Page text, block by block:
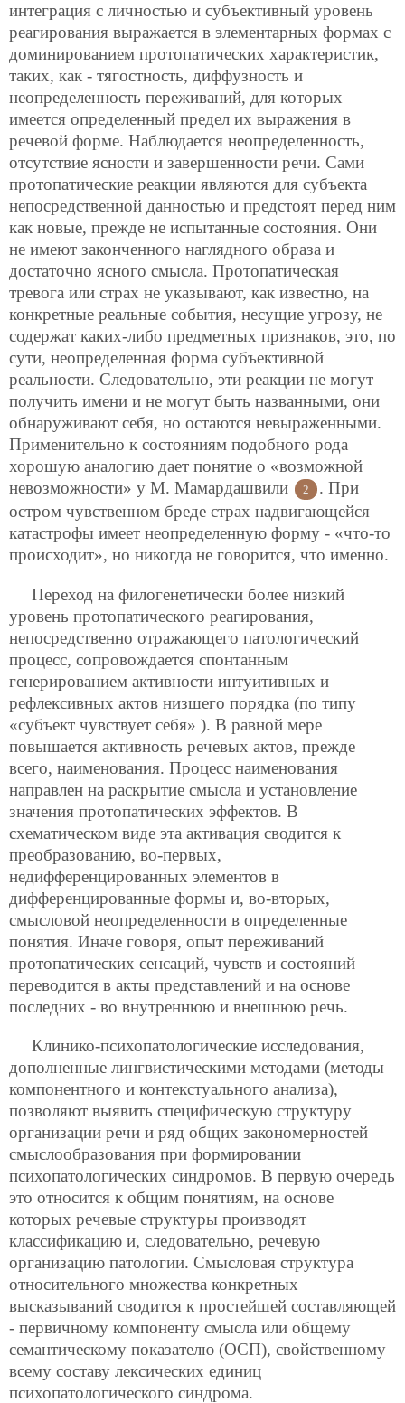
интеграция с личностью и субъективный уровень
реагирования выражается в элементарных формах с
доминированием протопатических характеристик,
таких, как - тягостность, диффузность и
неопределенность переживаний, для которых
имеется определенный предел их выражения в
речевой форме. Наблюдается неопределенность,
отсутствие ясности и завершенности речи. Сами
протопатические реакции являются для субъекта
непосредственной данностью и предстоят перед ним
как новые, прежде не испытанные состояния. Они
не имеют законченного наглядного образа и
достаточно ясного смысла. Протопатическая
тревога или страх не указывают, как известно, на
конкретные реальные события, несущие угрозу, не
содержат каких-либо предметных признаков, это, по
сути, неопределенная форма субъективной
реальности. Следовательно, эти реакции не могут
получить имени и не могут быть названными, они
обнаруживают себя, но остаются невыраженными.
Применительно к состояниям подобного рода
хорошую аналогию дает понятие о «возможной
невозможности» у М. Мамардашвили
2
. При
остром чувственном бреде страх надвигающейся
катастрофы имеет неопределенную форму - «что-то
происходит», но никогда не говорится, что именно.
Переход на филогенетически более низкий
уровень протопатического реагирования,
непосредственно отражающего патологический
процесс, сопровождается спонтанным
генерированием активности интуитивных и
рефлексивных актов низшего порядка (по типу
«субъект чувствует себя» ). В равной мере
повышается активность речевых актов, прежде
всего, наименования. Процесс наименования
направлен на раскрытие смысла и установление
значения протопатических эффектов. В
схематическом виде эта активация сводится к
преобразованию, во-первых,
недифференцированных элементов в
дифференцированные формы и, во-вторых,
смысловой неопределенности в определенные
понятия. Иначе говоря, опыт переживаний
протопатических сенсаций, чувств и состояний
переводится в акты представлений и на основе
последних - во внутреннюю и внешнюю речь.
Клинико-психопатологические исследования,
дополненные лингвистическими методами (методы
компонентного и контекстуального анализа),
позволяют выявить специфическую структуру
организации речи и ряд общих закономерностей
смыслообразования при формировании
психопатологических синдромов. В первую очередь
это относится к общим понятиям, на основе
которых речевые структуры производят
классификацию и, следовательно, речевую
организацию патологии. Смысловая структура
относительного множества конкретных
высказываний сводится к простейшей составляющей
- первичному компоненту смысла или общему
семантическому показателю (ОСП), свойственному
всему составу лексических единиц
психопатологического синдрома.